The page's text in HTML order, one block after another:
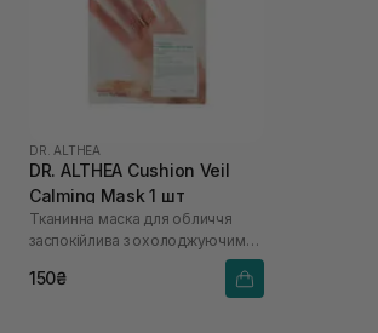
DR. ALTHEA
DR. ALTHEA Cushion Veil
Calming Mask 1 шт
Тканинна маска для обличчя
заспокійлива з охолоджуючим
150₴